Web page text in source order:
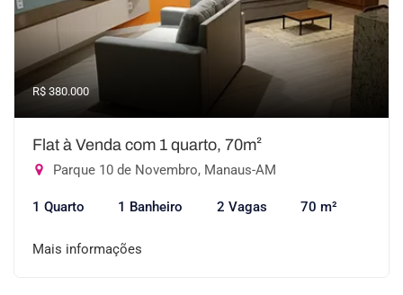
R$ 380.000
Flat à Venda com 1 quarto, 70m²
Parque 10 de Novembro, Manaus-AM
1 Quarto 1 Banheiro 2 Vagas 70 m²
Mais informações